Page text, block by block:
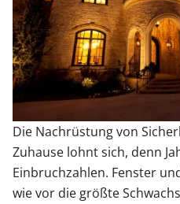
Sonnenschutz
Zäune & Tore
Garagentore
Carports
Die Nachrüstung von
Zuhause lohnt sich, denn
Einbruchzahlen. Fenster
wie vor die größte